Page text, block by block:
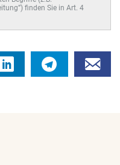
finden Sie in Art. 4